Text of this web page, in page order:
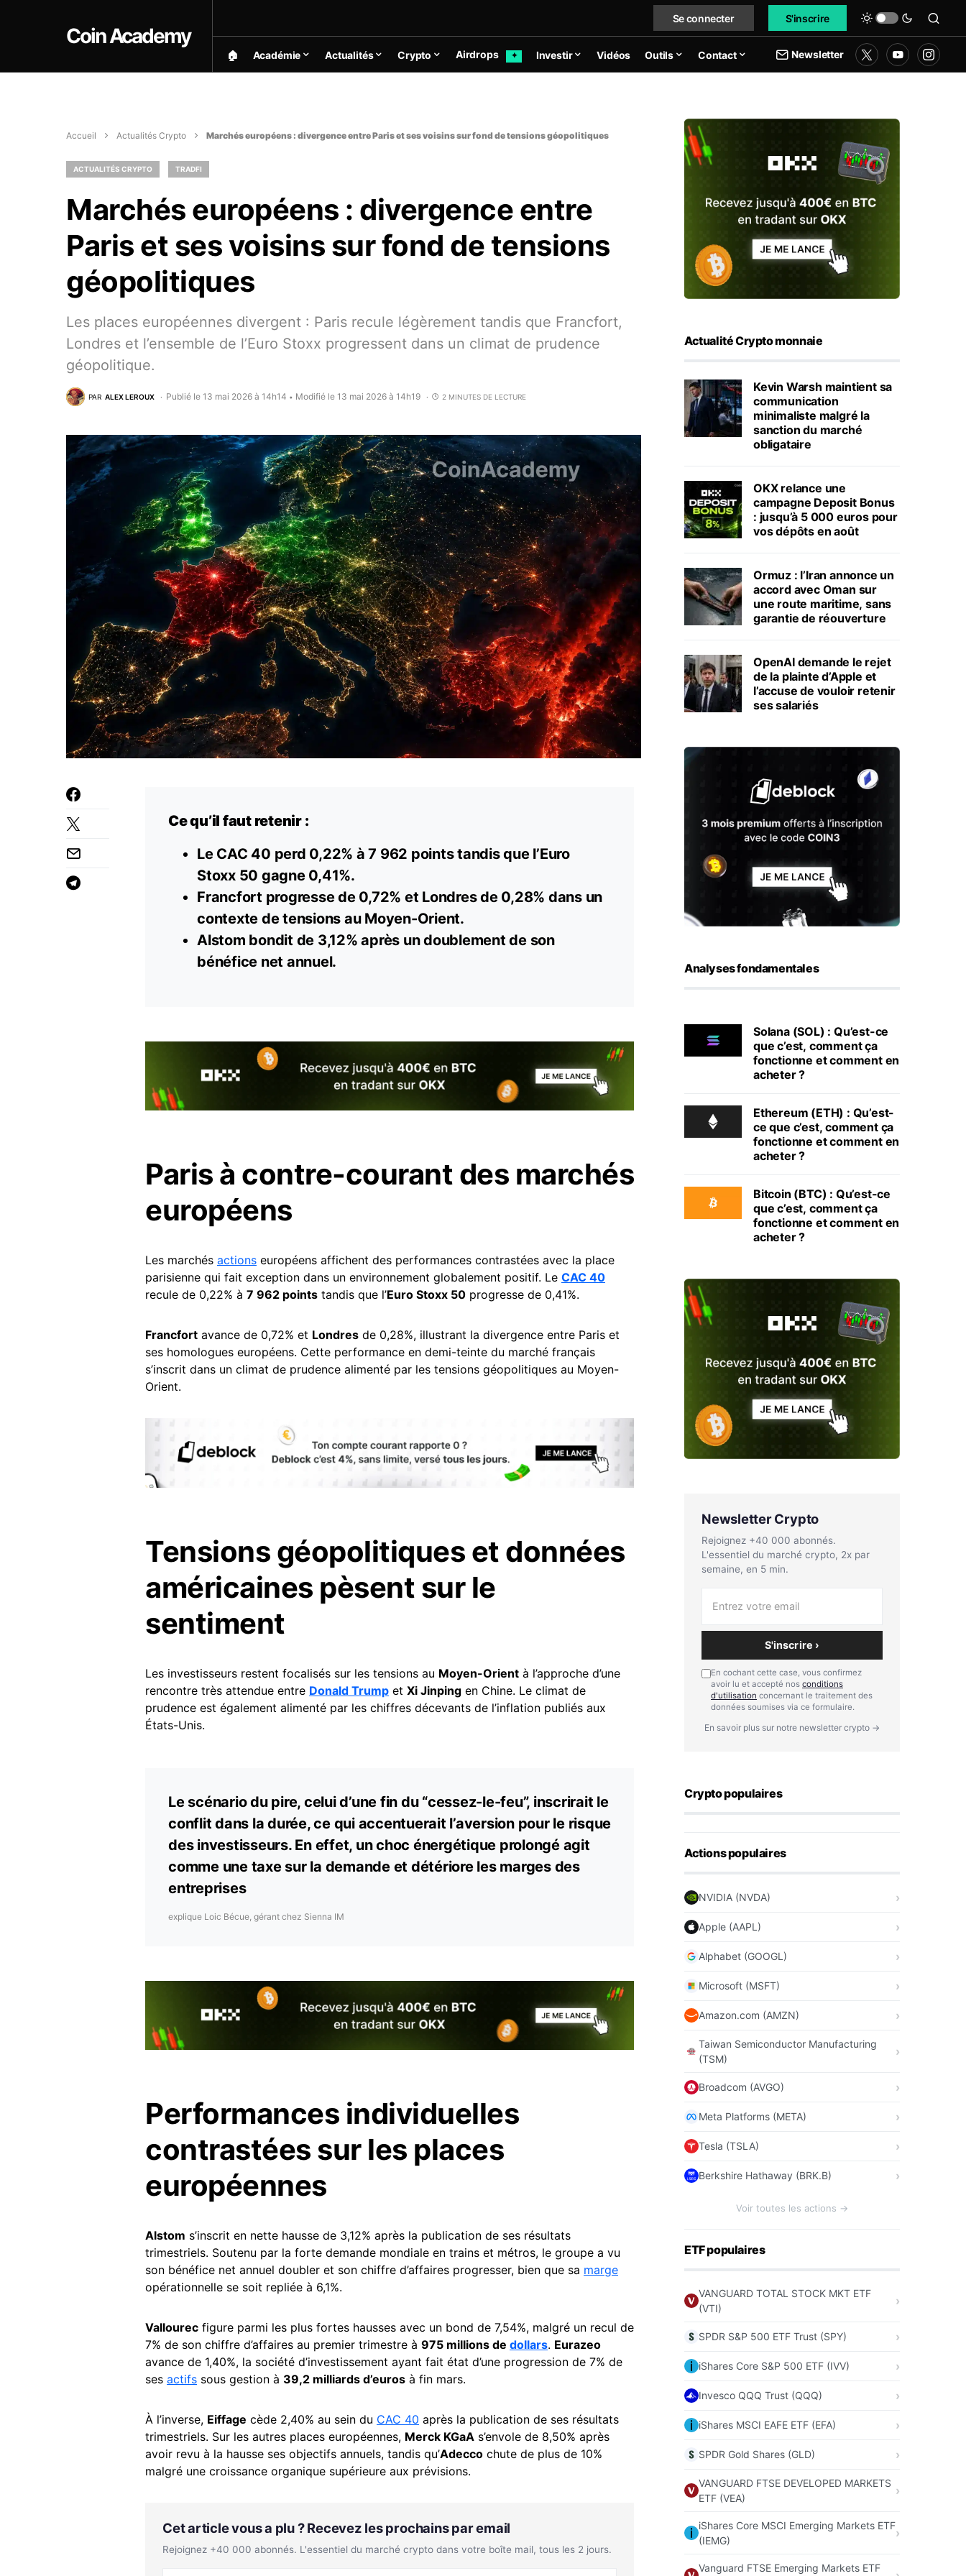
Coin Academy
Se connecter S'inscrire
🏠︎ Académie Actualités Crypto Airdrops ✦ Investir Vidéos Outils Contact Newsletter
Accueil Actualités Crypto Marchés européens : divergence entre Paris et ses voisins sur fond de tensions géopolitiques
ACTUALITÉS CRYPTO TRADFI
Marchés européens : divergence entre
Paris et ses voisins sur fond de tensions
géopolitiques
Les places européennes divergent : Paris recule légèrement tandis que Francfort,
Londres et l’ensemble de l’Euro Stoxx progressent dans un climat de prudence
géopolitique.
PAR ALEX LEROUX Publié le 13 mai 2026 à 14h14 • Modifié le 13 mai 2026 à 14h19 2 MINUTES DE LECTURE
Ce qu’il faut retenir :
Le CAC 40 perd 0,22% à 7 962 points tandis que l’Euro
Stoxx 50 gagne 0,41%.
Francfort progresse de 0,72% et Londres de 0,28% dans un
contexte de tensions au Moyen-Orient.
Alstom bondit de 3,12% après un doublement de son
bénéfice net annuel.
Paris à contre-courant des marchés
européens
Les marchés actions européens affichent des performances contrastées avec la place
parisienne qui fait exception dans un environnement globalement positif. Le CAC 40
recule de 0,22% à 7 962 points tandis que l’Euro Stoxx 50 progresse de 0,41%.
Francfort avance de 0,72% et Londres de 0,28%, illustrant la divergence entre Paris et
ses homologues européens. Cette performance en demi-teinte du marché français
s’inscrit dans un climat de prudence alimenté par les tensions géopolitiques au Moyen-
Orient.
Tensions géopolitiques et données
américaines pèsent sur le
sentiment
Les investisseurs restent focalisés sur les tensions au Moyen-Orient à l’approche d’une
rencontre très attendue entre Donald Trump et Xi Jinping en Chine. Le climat de
prudence est également alimenté par les chiffres décevants de l’inflation publiés aux
États-Unis.
Le scénario du pire, celui d’une fin du “cessez-le-feu”, inscrirait le
conflit dans la durée, ce qui accentuerait l’aversion pour le risque
des investisseurs. En effet, un choc énergétique prolongé agit
comme une taxe sur la demande et détériore les marges des
entreprises
explique Loic Bécue, gérant chez Sienna IM
Performances individuelles
contrastées sur les places
européennes
Alstom s’inscrit en nette hausse de 3,12% après la publication de ses résultats
trimestriels. Soutenu par la forte demande mondiale en trains et métros, le groupe a vu
son bénéfice net annuel doubler et son chiffre d’affaires progresser, bien que sa marge
opérationnelle se soit repliée à 6,1%.
Vallourec figure parmi les plus fortes hausses avec un bond de 7,54%, malgré un recul de
7% de son chiffre d’affaires au premier trimestre à 975 millions de dollars. Eurazeo
avance de 1,40%, la société d’investissement ayant fait état d’une progression de 7% de
ses actifs sous gestion à 39,2 milliards d’euros à fin mars.
À l’inverse, Eiffage cède 2,40% au sein du CAC 40 après la publication de ses résultats
trimestriels. Sur les autres places européennes, Merck KGaA s’envole de 8,50% après
avoir revu à la hausse ses objectifs annuels, tandis qu’Adecco chute de plus de 10%
malgré une croissance organique supérieure aux prévisions.
Cet article vous a plu ? Recevez les prochains par email
Rejoignez +40 000 abonnés. L'essentiel du marché crypto dans votre boîte mail, tous les 2 jours.
Actualité Crypto monnaie
Kevin Warsh maintient sa
communication
minimaliste malgré la
sanction du marché
obligataire
OKX relance une
campagne Deposit Bonus
: jusqu’à 5 000 euros pour
vos dépôts en août
Ormuz : l’Iran annonce un
accord avec Oman sur
une route maritime, sans
garantie de réouverture
OpenAI demande le rejet
de la plainte d’Apple et
l’accuse de vouloir retenir
ses salariés
Analyses fondamentales
Solana (SOL) : Qu’est-ce
que c’est, comment ça
fonctionne et comment en
acheter ?
Ethereum (ETH) : Qu’est-
ce que c’est, comment ça
fonctionne et comment en
acheter ?
Bitcoin (BTC) : Qu’est-ce
que c’est, comment ça
fonctionne et comment en
acheter ?
Newsletter Crypto
Rejoignez +40 000 abonnés.
L'essentiel du marché crypto, 2x par
semaine, en 5 min.
S'inscrire ›
En cochant cette case, vous confirmez
avoir lu et accepté nos conditions
d'utilisation concernant le traitement des
données soumises via ce formulaire.
En savoir plus sur notre newsletter crypto →
Crypto populaires
Actions populaires
NVIDIA (NVDA)
Apple (AAPL)
Alphabet (GOOGL)
Microsoft (MSFT)
Amazon.com (AMZN)
Taiwan Semiconductor Manufacturing
(TSM)
Broadcom (AVGO)
Meta Platforms (META)
Tesla (TSLA)
Berkshire Hathaway (BRK.B)
Voir toutes les actions →
ETF populaires
VANGUARD TOTAL STOCK MKT ETF
(VTI)
SPDR S&P 500 ETF Trust (SPY)
iShares Core S&P 500 ETF (IVV)
Invesco QQQ Trust (QQQ)
iShares MSCI EAFE ETF (EFA)
SPDR Gold Shares (GLD)
VANGUARD FTSE DEVELOPED MARKETS
ETF (VEA)
iShares Core MSCI Emerging Markets ETF
(IEMG)
Vanguard FTSE Emerging Markets ETF